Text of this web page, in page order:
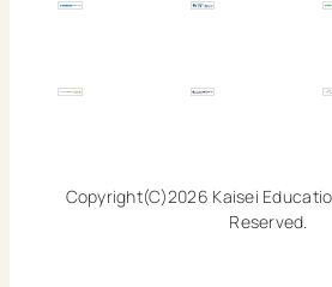
Copyright(C)2026 Kaisei
Reserved.